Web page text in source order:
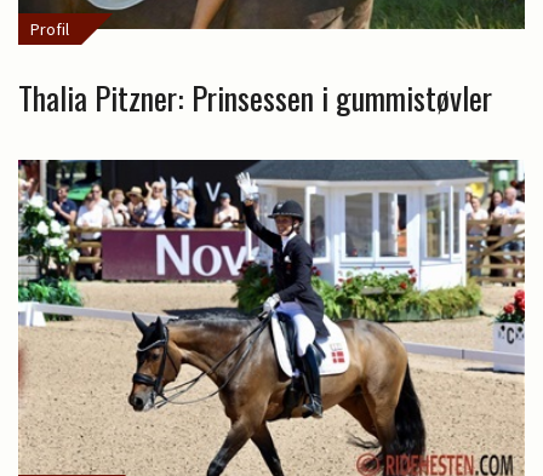
Profil
Thalia Pitzner: Prinsessen i gummistøvler